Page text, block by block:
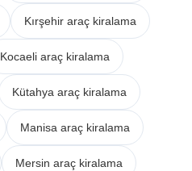
Kırşehir araç kiralama
Kocaeli araç kiralama
Kütahya araç kiralama
Manisa araç kiralama
Mersin araç kiralama